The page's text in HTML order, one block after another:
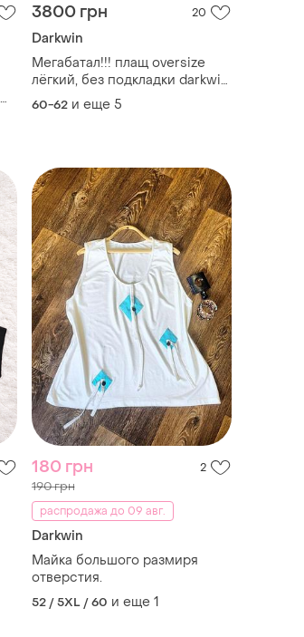
3800 грн 20
Darkwin
Мегабатал!!! плащ oversize
лёгкий, без подкладки darkwin
(турция) очень большой
размер
60-62 и еще 5
180 грн 2
190 грн
распродажа до 09 авг.
Darkwin
Майка большого размиря
отверстия.
52 / 5XL / 60 и еще 1